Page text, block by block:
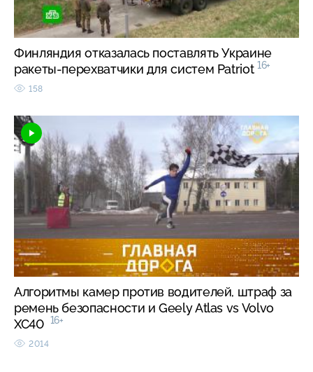
Финляндия отказалась поставлять Украине
ракеты-перехватчики для систем Patriot 16+
158
Алгоритмы камер против водителей, штраф за
ремень безопасности и Geely Atlas vs Volvo
XC40 16+
2014